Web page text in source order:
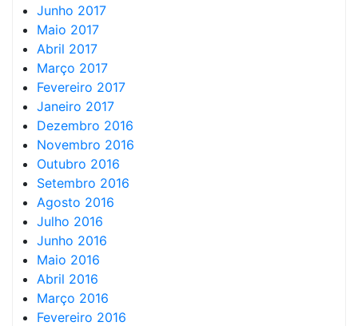
Junho 2017
Maio 2017
Abril 2017
Março 2017
Fevereiro 2017
Janeiro 2017
Dezembro 2016
Novembro 2016
Outubro 2016
Setembro 2016
Agosto 2016
Julho 2016
Junho 2016
Maio 2016
Abril 2016
Março 2016
Fevereiro 2016